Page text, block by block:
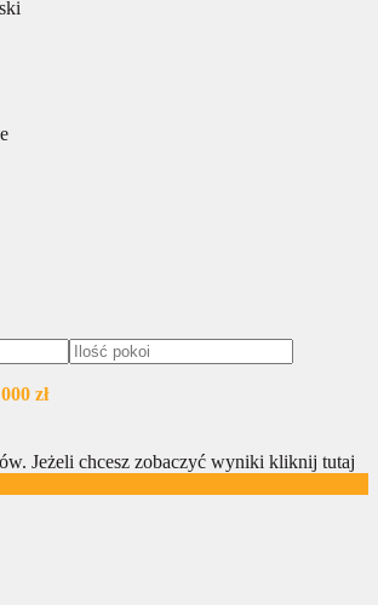
zł
Jeżeli chcesz zobaczyć wyniki kliknij tutaj